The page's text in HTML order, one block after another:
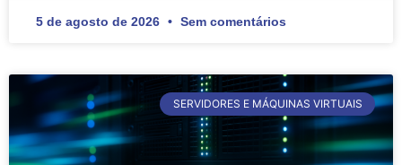
5 de agosto de 2026 Sem comentários
SERVIDORES E MÁQUINAS VIRTUAIS